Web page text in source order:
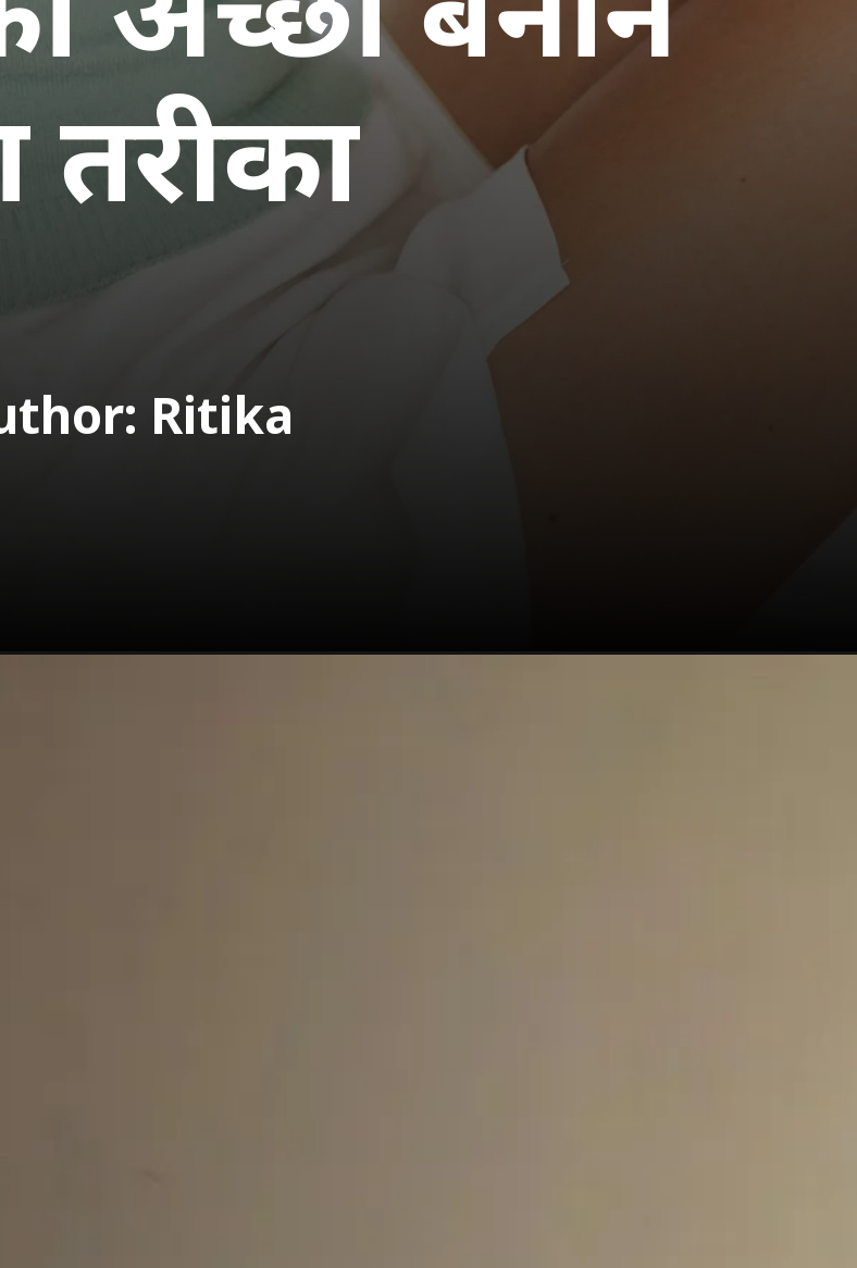
का तरीका
Ritika